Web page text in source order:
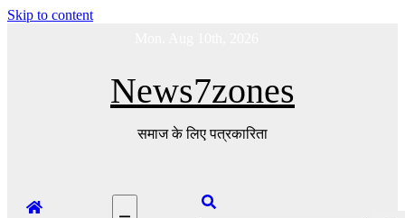
Skip to content
News7zones
समाज के लिए पत्रकारिता